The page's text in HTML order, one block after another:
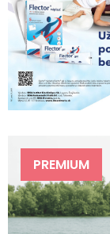
PREMIUM